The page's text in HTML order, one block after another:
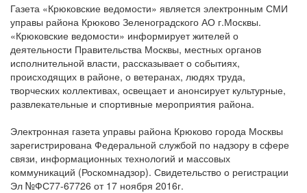
Газета «Крюковские ведомости» является электронным СМИ
управы района Крюково Зеленоградского АО г.Москвы.
«Крюковские ведомости» информирует жителей о
деятельности Правительства Москвы, местных органов
исполнительной власти, рассказывает о событиях,
происходящих в районе, о ветеранах, людях труда,
творческих коллективах, освещает и анонсирует культурные,
развлекательные и спортивные мероприятия района.
Электронная газета управы района Крюково города Москвы
зарегистрирована Федеральной службой по надзору в сфере
связи, информационных технологий и массовых
коммуникаций (Роскомнадзор). Свидетельство о регистрации
Эл №ФС77-67726 от 17 ноября 2016г.